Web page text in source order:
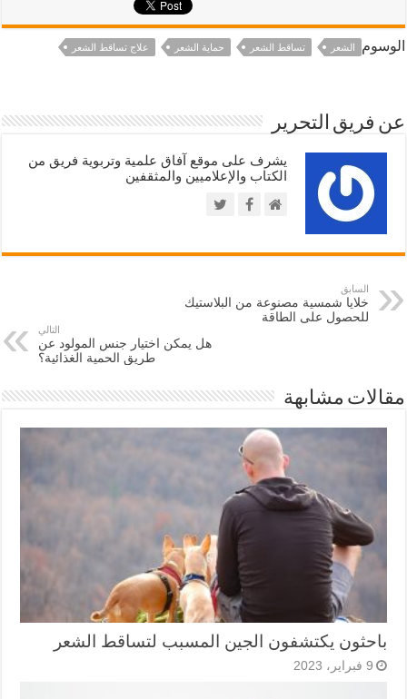
الوسوم الشعر تساقط الشعر حماية الشعر علاج تساقط الشعر
عن فريق التحرير
يشرف على موقع آفاق علمية وتربوية فريق من
الكتاب والإعلاميين والمثقفين
السابق
خلايا شمسية مصنوعة من البلاستيك
للحصول على الطاقة
التالي
هل يمكن اختيار جنس المولود عن
طريق الحمية الغذائية؟
مقالات مشابهة
باحثون يكتشفون الجين المسبب لتساقط الشعر
9 فبراير، 2023